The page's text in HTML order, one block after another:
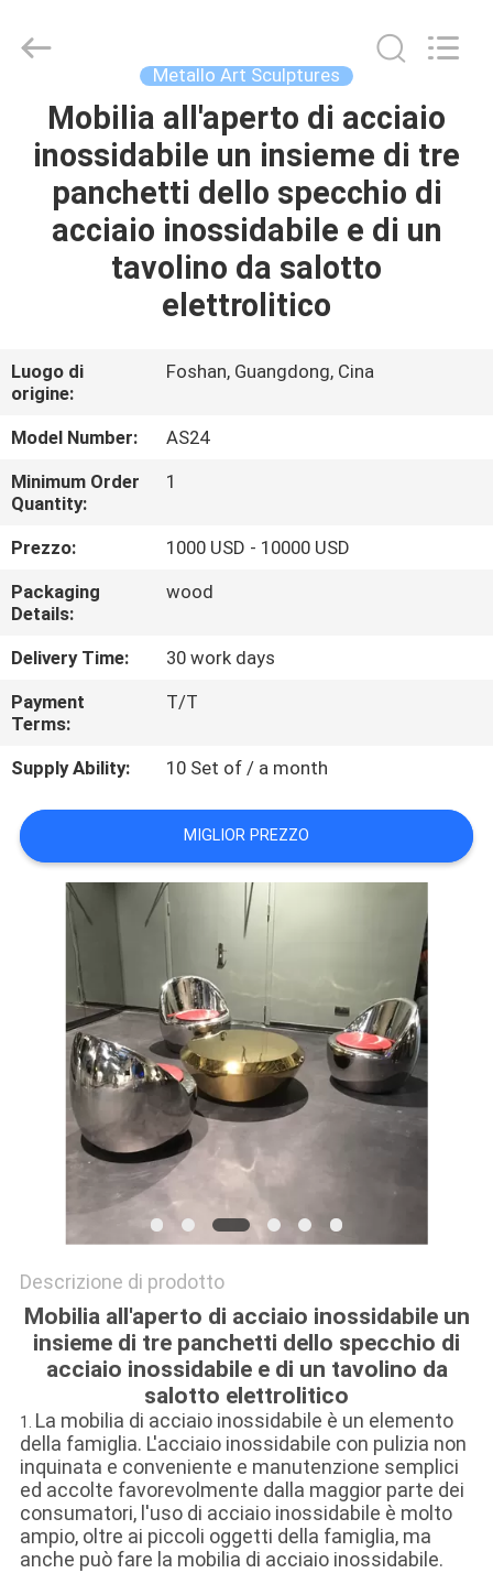
CASA.
PRODOTTI
DI
NOI
VISITA
ALLA
FABBRICA
CONTROLLO
DELLA
QUALITÀ
CONTATTACI
NOTIZIE
CASI
CHIEDI
PREVENTIVO
MAPPA
PRIVACY
POLICY
Crafts
Metallo Art Sculptures
Mobilia all'aperto di acciaio
inossidabile un insieme di tre
panchetti dello specchio di
acciaio inossidabile e di un
tavolino da salotto
elettrolitico
Luogo di
origine:
Foshan, Guangdong, Cina
Model Number:
AS24
Minimum Order
Quantity:
1
Prezzo:
1000 USD - 10000 USD
Packaging
Details:
wood
Delivery Time:
30 work days
Payment
Terms:
T/T
Supply Ability: 10 Set of / a month
MIGLIOR PREZZO
Descrizione di prodotto
Mobilia all'aperto di acciaio inossidabile un
insieme di tre panchetti dello specchio di
acciaio inossidabile e di un tavolino da
salotto elettrolitico
1. La mobilia di acciaio inossidabile è un elemento
della famiglia. L'acciaio inossidabile con pulizia non
inquinata e conveniente e manutenzione semplici
ed accolte favorevolmente dalla maggior parte dei
consumatori, l'uso di acciaio inossidabile è molto
ampio, oltre ai piccoli oggetti della famiglia, ma
anche può fare la mobilia di acciaio inossidabile.